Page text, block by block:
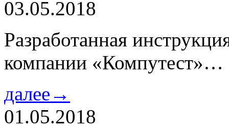
03.05.2018
Разработанная
компании «Компутест»…
далее→
01.05.2018